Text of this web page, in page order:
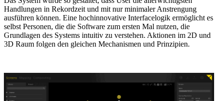
Handlungen in Rekordzeit und mit nur minimaler Anstrengung
ausführen können. Eine hochinnovative Interfacelogik ermöglicht es
selbst Personen, die die Software zum ersten Mal nutzen, die
Grundlagen des Systems intuitiv zu verstehen. Aktionen im 2D und
3D Raum folgen den gleichen Mechanismen und Prinzipien.